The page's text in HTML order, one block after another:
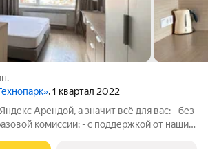
, 1 квартал 2022
Арендой, а значит всё для вас: - без
комиссии; - с поддержкой от наших